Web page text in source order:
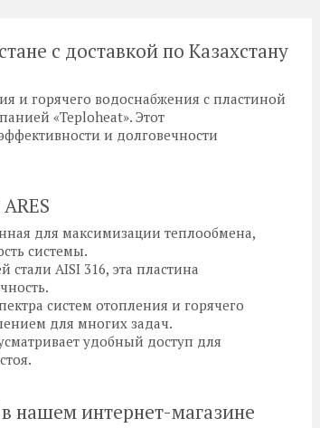
с доставкой по Казахстану
и горячего водоснабжения с пластиной
«Teploheat». Этот
и долговечности
для максимизации теплообмена,
системы.
AISI 316, эта пластина
систем отопления и горячего
для многих задач.
удобный доступ для
нашем интернет-магазине